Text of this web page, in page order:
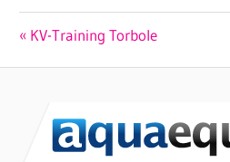
Beitragsnavigation
Vorheriger
KV-Training Torbole